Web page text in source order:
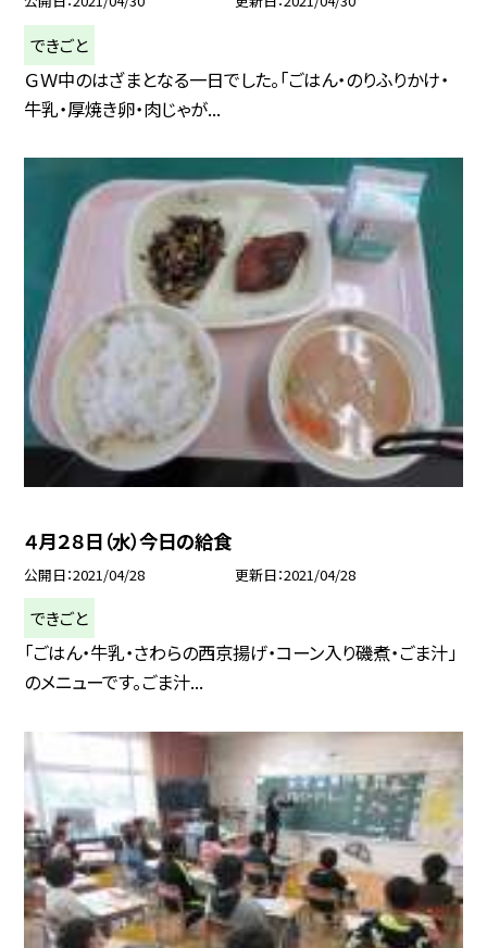
できごと
ＧＷ中のはざまとなる一日でした。「ごはん・のりふりかけ・
牛乳・厚焼き卵・肉じゃが...
４月２８日（水）今日の給食
公開日 2021/04/28 更新日 2021/04/28
できごと
「ごはん・牛乳・さわらの西京揚げ・コーン入り磯煮・ごま汁」
のメニューです。ごま汁...